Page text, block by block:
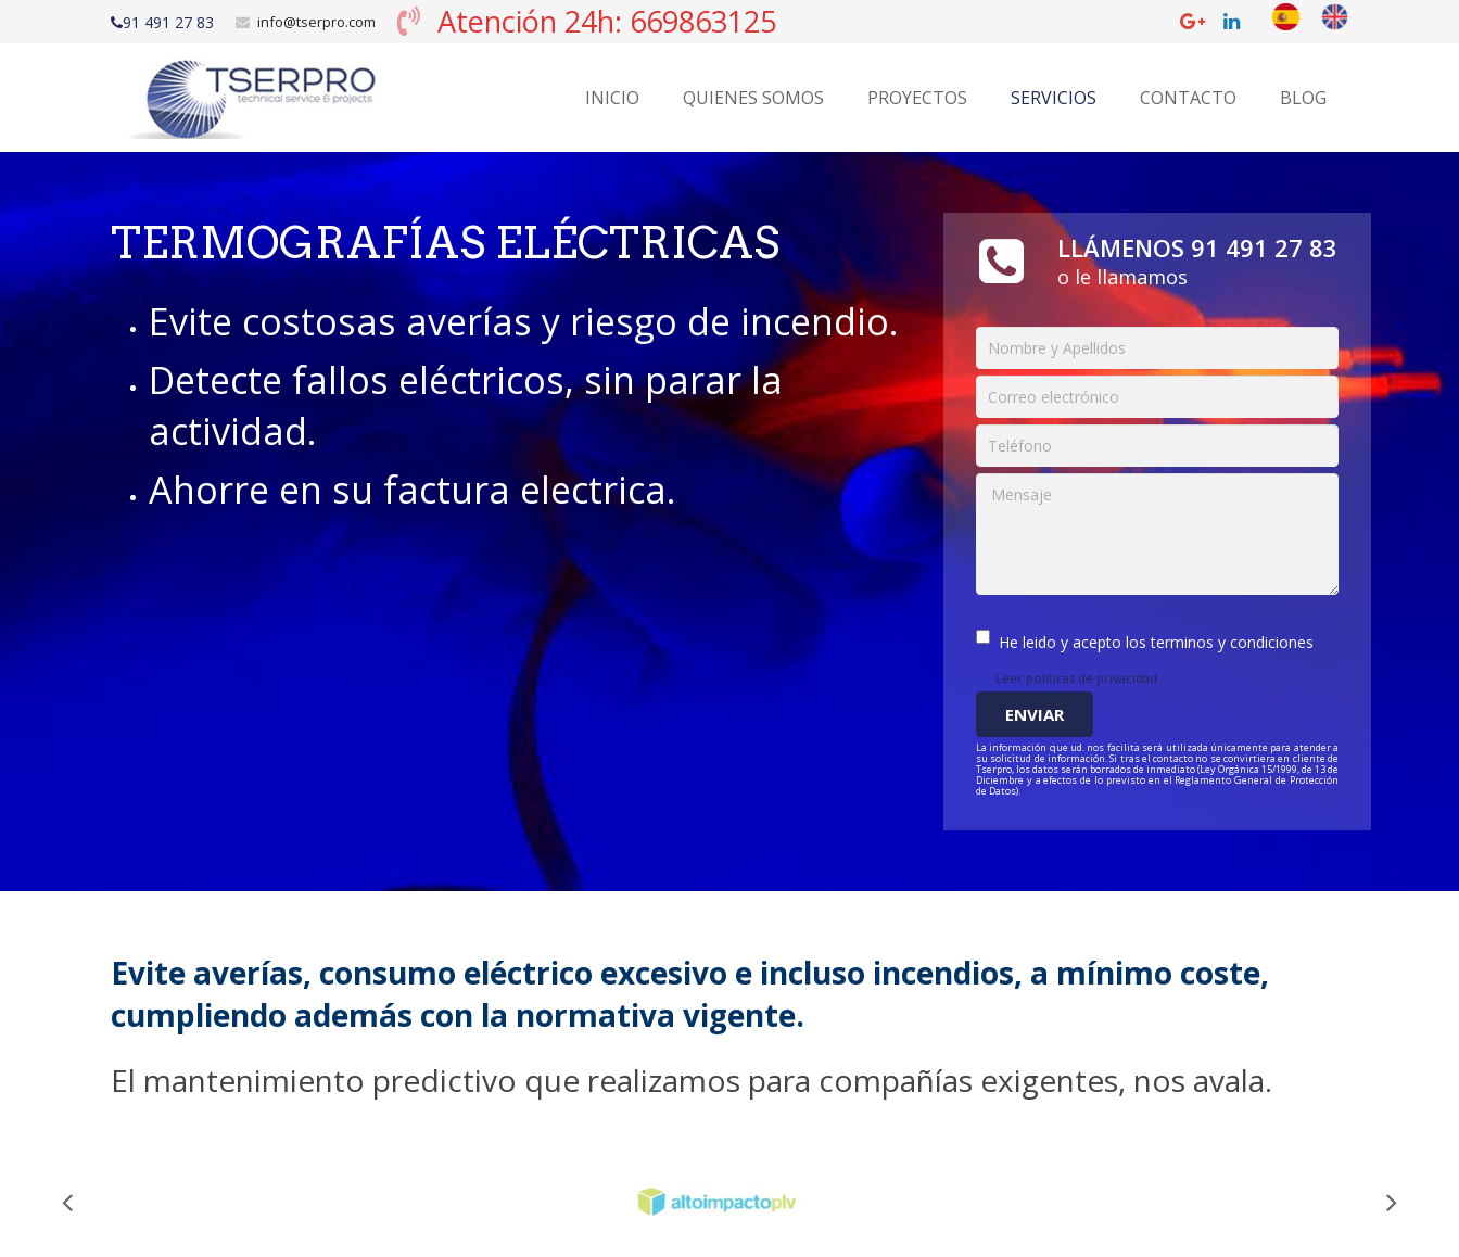
91 491 27 83 info@tserpro.com Atención 24h: 669863125
INICIO QUIENES SOMOS PROYECTOS SERVICIOS CONTACTO BLOG
TERMOGRAFÍAS ELÉCTRICAS
Evite costosas averías y riesgo de incendio.
Detecte fallos eléctricos, sin parar la
actividad.
Ahorre en su factura electrica.
LLÁMENOS 91 491 27 83
o le llamamos
He leido y acepto los terminos y condiciones
Leer políticas de privacidad
La información que ud. nos facilita será utilizada únicamente para atender a
su solicitud de información. Si tras el contacto no se convirtiera en cliente de
Tserpro, los datos serán borrados de inmediato (Ley Orgánica 15/1999, de 13 de
Diciembre y a efectos de lo previsto en el Reglamento General de Protección
de Datos).
Evite averías, consumo eléctrico excesivo e incluso incendios, a mínimo coste,
cumpliendo además con la normativa vigente.
El mantenimiento predictivo que realizamos para compañías exigentes, nos avala.